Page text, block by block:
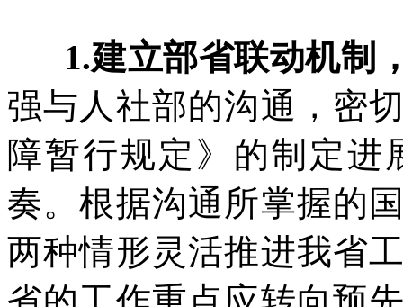
1.建立部省联动机制
强与人社部的沟通，密
障暂行规定》的制定进
奏。根据沟通所掌握的
两种情形灵活推进我省